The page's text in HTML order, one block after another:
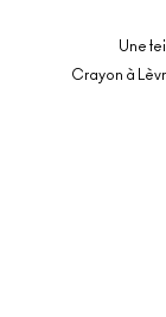
Une
Crayon à